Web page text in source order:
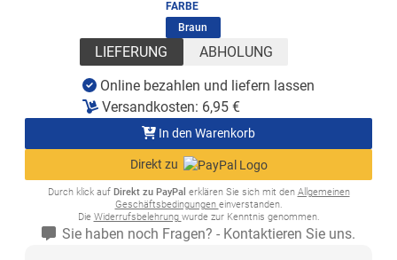
FARBE
Braun
LIEFERUNG ABHOLUNG
Online bezahlen und liefern lassen
Versandkosten: 6,95 €
In den Warenkorb
Direkt zu
Durch klick auf Direkt zu PayPal erklären Sie sich mit den Allgemeinen
Geschäftsbedingungen einverstanden.
Die Widerrufsbelehrung wurde zur Kenntnis genommen.
Sie haben noch Fragen? - Kontaktieren Sie uns.